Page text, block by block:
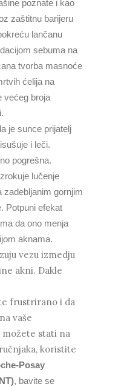
poznate i kao
zaštitnu barijeru
lančanu
sebuma na
tvorba masnoće
ćelija na
većeg broja
je sunce prijatelj
i leči.
pogrešna.
lučenje
zadebljanim gornjim
Potpuni efekat
da ono menja
aknama.
vezu izmedju
akni. Dakle
frustrirano i da
vaše
možete stati na
koristite
Posay
, bavite se